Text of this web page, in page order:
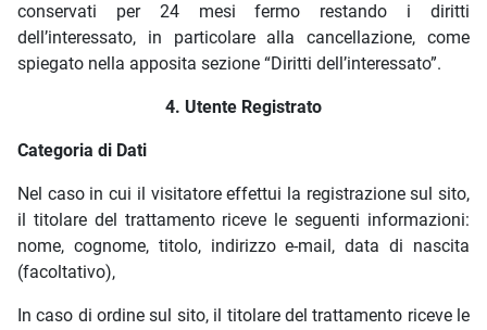
conservati per 24 mesi fermo restando i diritti
dell’interessato, in particolare alla cancellazione, come
spiegato nella apposita sezione “Diritti dell’interessato”.
4. Utente Registrato
Categoria di Dati
Nel caso in cui il visitatore effettui la registrazione sul sito,
il titolare del trattamento riceve le seguenti informazioni:
nome, cognome, titolo, indirizzo e-mail, data di nascita
(facoltativo),
In caso di ordine sul sito, il titolare del trattamento riceve le